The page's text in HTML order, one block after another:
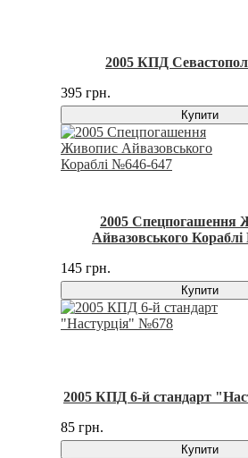
2005 КПД
395 грн.
Купити
2005 Спецпогашення
Айвазовського
145 грн.
Купити
2005 КПД 6-й стандарт
85 грн.
Купити